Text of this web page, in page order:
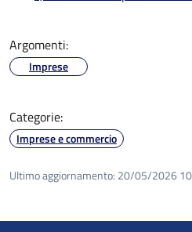
Argomenti:
Imprese
Categorie:
Imprese e commercio
Ultimo aggiornamento: 20/05/2026